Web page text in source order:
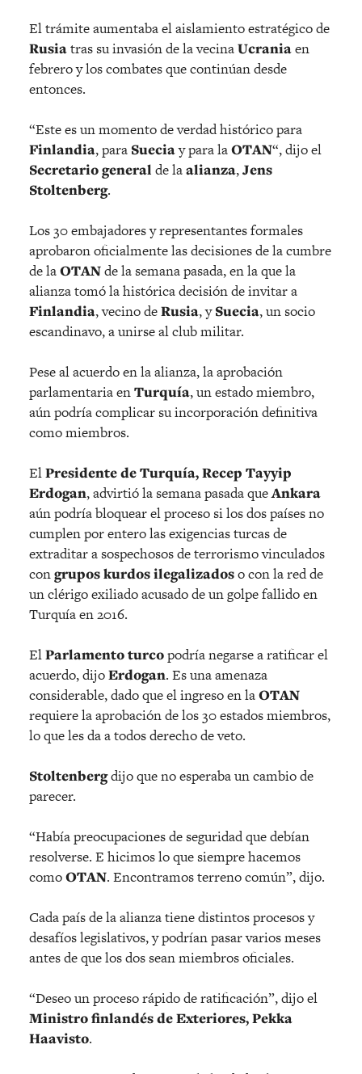
El trámite aumentaba el aislamiento estratégico de
Rusiatras su invasión de la vecinaUcraniaen
febrero y los combates que continúan desde
entonces.
“Este es un momento de verdad histórico para
Finlandia, para Sueciay para laOTAN“, dijo el
Secretariogeneral de laalianza,Jens
Stoltenberg.
Los 30 embajadores y representantes formales
aprobaron oficialmente las decisiones de la cumbre
de laOTANde la semana pasada, en la que la
alianza tomó la histórica decisión de invitar a
Finlandia, vecino deRusia, ySuecia, un socio
escandinavo, a unirse al club militar.
Pese al acuerdo en la alianza, la aprobación
parlamentaria enTurquía, un estado miembro,
aún podría complicar su incorporación definitiva
como miembros.
ElPresidente de Turquía, Recep Tayyip
Erdogan, advirtió la semana pasada queAnkara
aún podría bloquear el proceso si los dos países no
cumplen por entero las exigencias turcas de
extraditar a sospechosos de terrorismo vinculados
congrupos kurdos ilegalizadoso con la red de
un clérigo exiliado acusado de un golpe fallido en
Turquía en 2016.
ElParlamento turcopodría negarse a ratificar el
acuerdo, dijoErdogan. Es una amenaza
considerable, dado que el ingreso en laOTAN
requiere la aprobación de los 30 estados miembros,
lo que les da a todos derecho de veto.
Stoltenbergdijo que no esperaba un cambio de
parecer.
“Había preocupaciones de seguridad que debían
resolverse. E hicimos lo que siempre hacemos
comoOTAN. Encontramos terreno común”, dijo.
Cada país de la alianza tiene distintos procesos y
desafíos legislativos, y podrían pasar varios meses
antes de que los dos sean miembros oficiales.
“Deseo un proceso rápido de ratificación”, dijo el
Ministro finlandés de Exteriores, Pekka
Haavisto.